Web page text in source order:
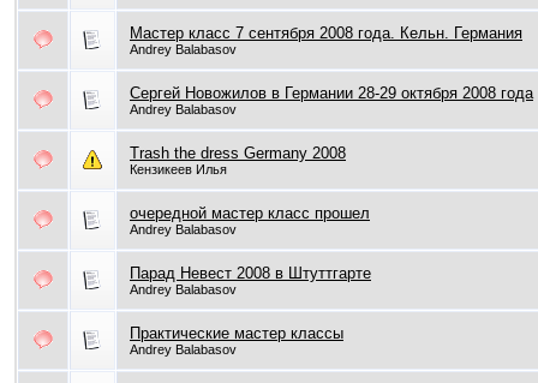
Мастер класс 7 сентября 2008 года. Кельн. Германия
Andrey Balabasov
Сергей Новожилов в Германии 28-29 октября 2008 года
Andrey Balabasov
Trash the dress Germany 2008
Кензикеев Илья
очередной мастер класс прошел
Andrey Balabasov
Парад Невест 2008 в Штуттгарте
Andrey Balabasov
Практические мастер классы
Andrey Balabasov